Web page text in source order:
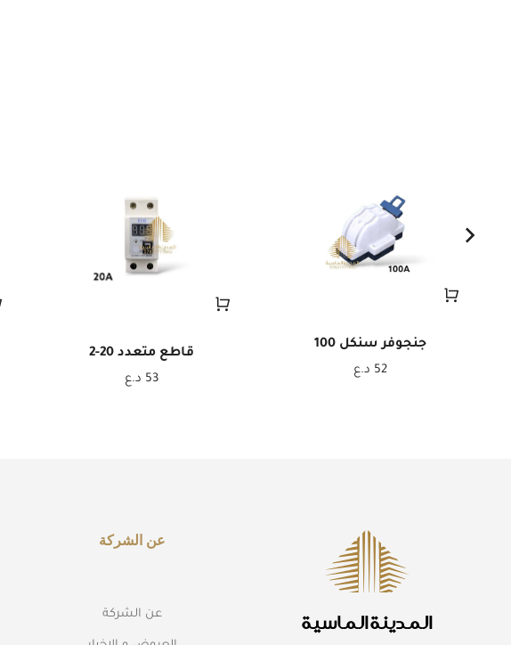
جنجوفر سنكل 100
52 د.ع
قاطع متعدد 20-2
53 د.ع
المدينة الماسية
عن الشركة
عن الشركة